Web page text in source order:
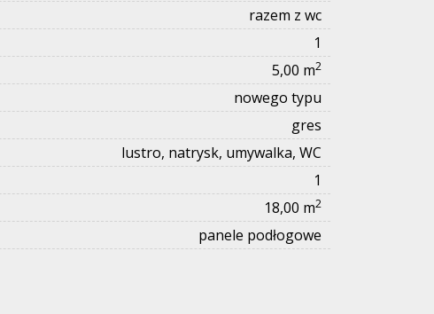
razem z wc
1
5,00 m2
nowego typu
gres
lustro, natrysk, umywalka, WC
1
18,00 m2
panele podłogowe